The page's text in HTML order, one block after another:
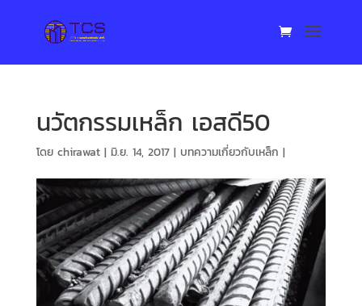
นวัตกรรมเหล็ก เอสดี50
โดย chirawat| มิ.ย. 14, 2017| บทความเกี่ยวกับเหล็ก |